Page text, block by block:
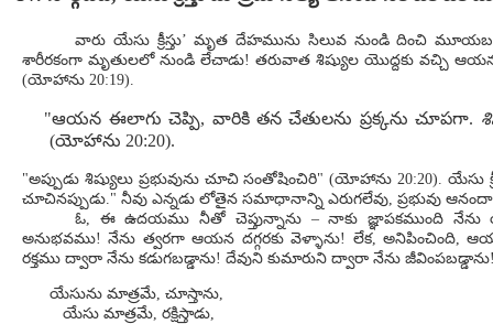
వారు యేసు క్రీస్తు’ మృత దేహమును సిలువ నుండి దించి
శారీరకంగా మృతులలో నుండి లేచాడు! తరువాత శిష్యుల యొద్దకు వచ్చి
(యోహాను 20:19).
"ఆయన ఈలాగు చెప్పి, వారికి తన చేతులను ప్రక్కను చూపగా.
(యోహాను 20:20).
"అప్పుడు శిష్యులు ప్రభువును చూచి సంతోషించిరి" (యోహాను 20:20). యేసు
చూచినప్పుడు." నీవు ఎన్నడు లోతైన సమాధానాన్ని ఎరుగలేవు, ప్రభువు
ఓ, ఈ ఉదయము నీతో చెప్తున్నాను – నాకు జ్ఞాపకముంది నేను
అనుభవము! నేను త్వరగా ఆయన దగ్గరకు వెళ్ళాను! లేక, అనిపించింది,
రక్తము ద్వారా నేను కడుగబడ్డాను! దేవుని కుమారుని ద్వారా నేను
యేసును మాత్రమే, చూస్తాను,
యేసు మాత్రమే, రక్షిస్తాడు,